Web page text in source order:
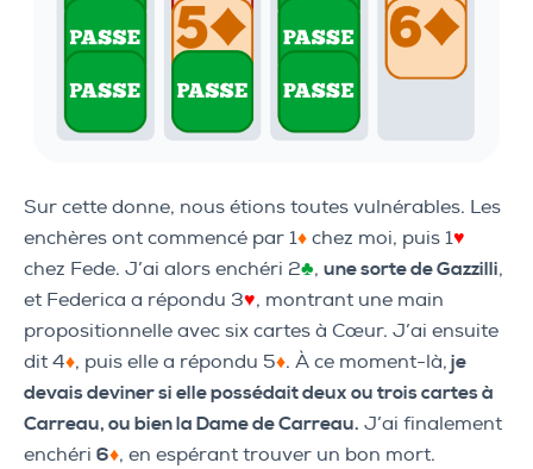
Sur cette donne, nous étions toutes vulnérables. Les
enchères ont commencé par 1♦ chez moi, puis 1♥
chez Fede. J’ai alors enchéri 2♣, une sorte de Gazzilli,
et Federica a répondu 3♥, montrant une main
propositionnelle avec six cartes à Cœur. J’ai ensuite
dit 4♦, puis elle a répondu 5♦. À ce moment-là, je
devais deviner si elle possédait deux ou trois cartes à
Carreau, ou bien la Dame de Carreau. J’ai finalement
enchéri 6♦, en espérant trouver un bon mort.